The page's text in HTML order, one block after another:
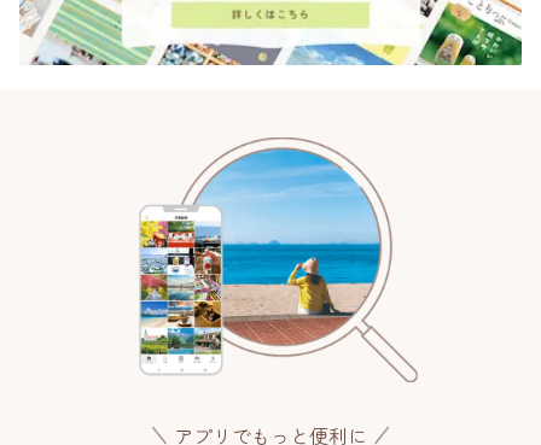
アプリでもっと便利に